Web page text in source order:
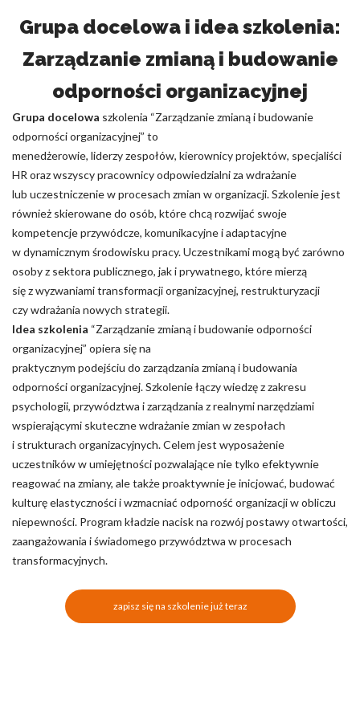
Grupa docelowa i idea szkolenia:
Zarządzanie zmianą i budowanie
odporności organizacyjnej
Grupa docelowa szkolenia “Zarządzanie zmianą i budowanie
odporności organizacyjnej” to
menedżerowie, liderzy zespołów, kierownicy projektów, specjaliści
HR oraz wszyscy pracownicy odpowiedzialni za wdrażanie
lub uczestniczenie w procesach zmian w organizacji. Szkolenie jest
również skierowane do osób, które chcą rozwijać swoje
kompetencje przywódcze, komunikacyjne i adaptacyjne
w dynamicznym środowisku pracy. Uczestnikami mogą być zarówno
osoby z sektora publicznego, jak i prywatnego, które mierzą
się z wyzwaniami transformacji organizacyjnej, restrukturyzacji
czy wdrażania nowych strategii.
Idea szkolenia “Zarządzanie zmianą i budowanie odporności
organizacyjnej” opiera się na
praktycznym podejściu do zarządzania zmianą i budowania
odporności organizacyjnej. Szkolenie łączy wiedzę z zakresu
psychologii, przywództwa i zarządzania z realnymi narzędziami
wspierającymi skuteczne wdrażanie zmian w zespołach
i strukturach organizacyjnych. Celem jest wyposażenie
uczestników w umiejętności pozwalające nie tylko efektywnie
reagować na zmiany, ale także proaktywnie je inicjować, budować
kulturę elastyczności i wzmacniać odporność organizacji w obliczu
niepewności. Program kładzie nacisk na rozwój postawy otwartości,
zaangażowania i świadomego przywództwa w procesach
transformacyjnych.
zapisz się na szkolenie już teraz